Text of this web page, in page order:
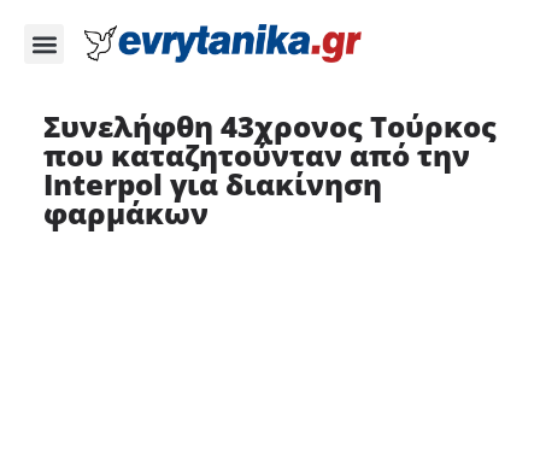
Συνελήφθη 43χρονος Τούρκος
που καταζητούνταν από την
Interpol για διακίνηση
φαρμάκων ​